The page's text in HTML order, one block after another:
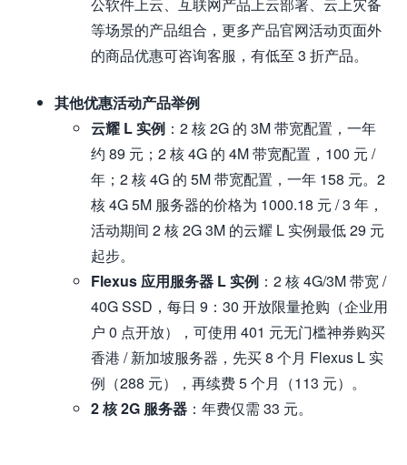
公软件上云、互联网产品上云部署、云上灾备
等场景的产品组合，更多产品官网活动页面外
的商品优惠可咨询客服，有低至 3 折产品。
其他优惠活动产品举例
云耀 L 实例 ：2 核 2G 的 3M 带宽配置，一年
约 89 元；2 核 4G 的 4M 带宽配置，100 元 /
年；2 核 4G 的 5M 带宽配置，一年 158 元。2
核 4G 5M 服务器的价格为 1000.18 元 / 3 年，
活动期间 2 核 2G 3M 的云耀 L 实例最低 29 元
起步。
Flexus 应用服务器 L 实例 ：2 核 4G/3M 带宽 /
40G SSD，每日 9：30 开放限量抢购（企业用
户 0 点开放），可使用 401 元无门槛神券购买
香港 / 新加坡服务器，先买 8 个月 Flexus L 实
例（288 元），再续费 5 个月（113 元）。
2 核 2G 服务器 ：年费仅需 33 元。